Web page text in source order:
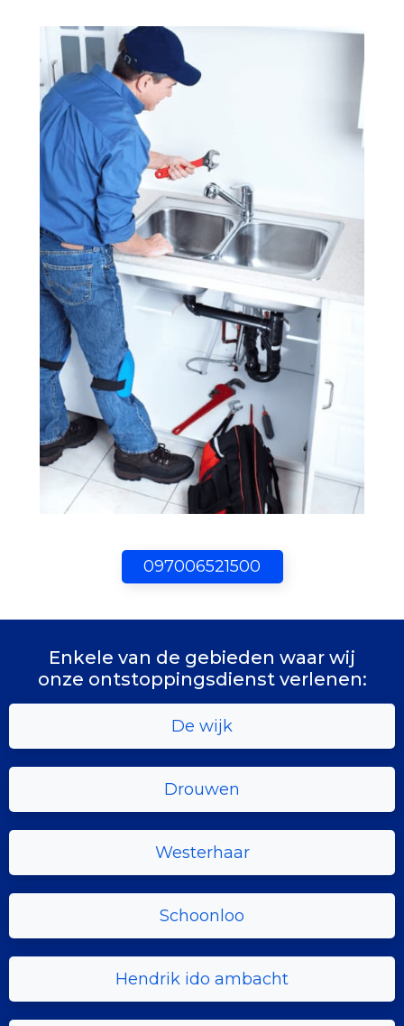
097006521500
Enkele van de gebieden waar wij
onze ontstoppingsdienst verlenen:
De wijk
Drouwen
Westerhaar
Schoonloo
Hendrik ido ambacht